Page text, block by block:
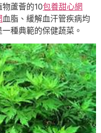
蘆薈的10包養甜心網
血脂、緩解血汗管疾病均
一種典範的保健蔬菜。